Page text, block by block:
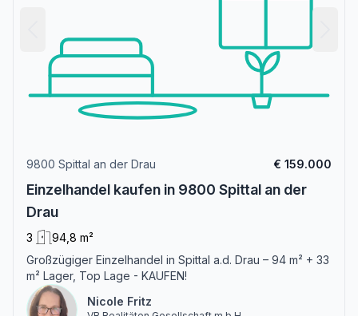
9800 Spittal an der Drau € 159.000
Einzelhandel kaufen in 9800 Spittal an der
Drau
3
94,8 m²
Großzügiger Einzelhandel in Spittal a.d. Drau – 94 m² + 33
m² Lager, Top Lage - KAUFEN!
Nicole Fritz